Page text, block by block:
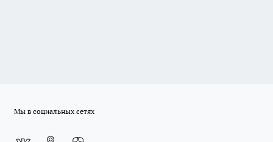
Мы в социальных сетях